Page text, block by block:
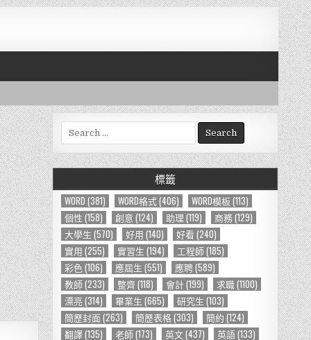
e
a
r
h
f
o
r
標籤
WORD (381) WORD格式(406) WORD模板(113)
個性 (158) 創意 (124) 助理 (119) 商務(129)
大學生 (570) 好用 (140) 好看 (240)
實用 (255) 實習生 (194) 工程師(185)
彩色(106) 應屆生 (551) 應聘(589)
教師(233) 整齊(118) 會計(199) 求職(1100)
漂亮 (314) 畢業生 (665) 研究生 (103)
簡歷封面(263) 簡歷表格(303) 簡約 (124)
翻譯(135) 老師(173) 英文(437) 英語(133)